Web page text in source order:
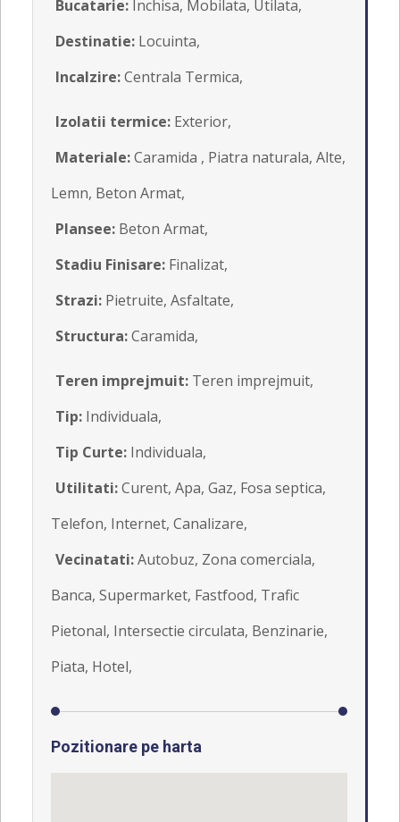
Bucatarie: Inchisa, Mobilata, Utilata,
Destinatie: Locuinta,
Incalzire:Centrala Termica,
Izolatii termice: Exterior,
Materiale:Caramida , Piatra naturala, Alte,
Lemn, Beton Armat,
Plansee: Beton Armat,
Stadiu Finisare: Finalizat,
Strazi: Pietruite, Asfaltate,
Structura:Caramida,
Teren imprejmuit: Teren imprejmuit,
Tip: Individuala,
Tip Curte: Individuala,
Utilitati:Curent, Apa, Gaz, Fosa septica,
Telefon, Internet, Canalizare,
Vecinatati:Autobuz, Zona comerciala,
Banca, Supermarket, Fastfood, Trafic
Pietonal, Intersectie circulata, Benzinarie,
Piata, Hotel,
Pozitionare pe harta